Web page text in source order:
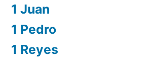
1 Juan
1 Pedro
1 Reyes